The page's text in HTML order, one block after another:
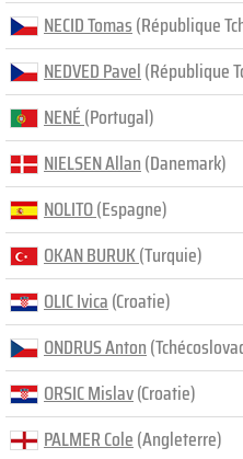
NECID Tomas(République
NEDVED Pavel(République
NENÉ(Portugal)
NIELSEN Allan(Danemark)
NOLITO(Espagne)
OKAN BURUK(Turquie)
OLIC Ivica(Croatie)
ONDRUS Anton
ORSIC Mislav(Croatie)
PALMER Cole(Angleterre)